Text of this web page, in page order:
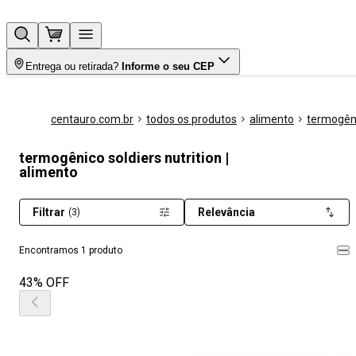
Entrega ou retirada? Informe o seu CEP
centauro.com.br todos os produtos alimento
termogênico soldiers nutrition |
alimento
Encontramos 1 produto
Filtrar (3) Relevância
43% OFF